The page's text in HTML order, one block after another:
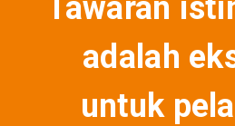
Tawaran
adalah
untuk